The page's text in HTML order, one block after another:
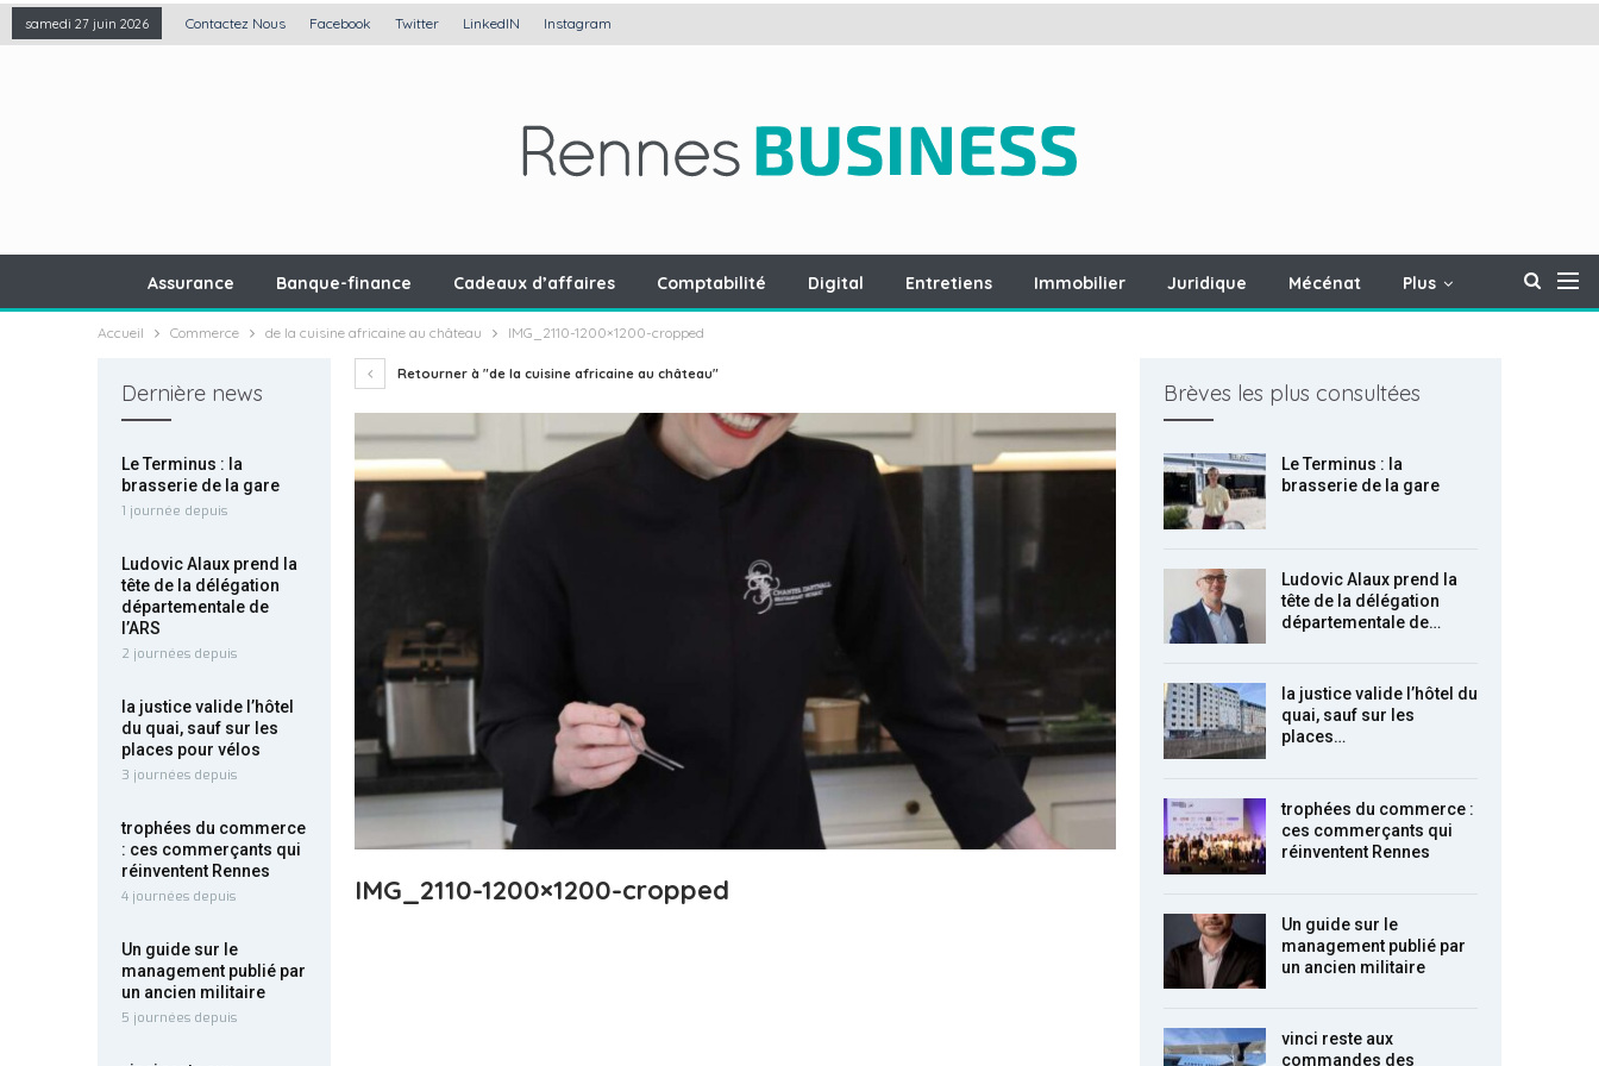
samedi 27 juin 2026 Contactez Nous Facebook Twitter LinkedIN Instagram
Assurance Banque-finance Cadeaux d’affaires Comptabilité Digital Entretiens Immobilier Juridique Mécénat Plus
Accueil Commerce de la cuisine africaine au château IMG_2110-1200×1200-cropped
Retourner à "de la cuisine africaine au château"
IMG_2110-1200×1200-cropped
Brèves les plus consultées
Le Terminus : la
brasserie de la gare
Ludovic Alaux prend la
tête de la délégation
départementale de…
la justice valide l’hôtel du
quai, sauf sur les
places…
trophées du commerce :
ces commerçants qui
réinventent Rennes
Un guide sur le
management publié par
un ancien militaire
vinci reste aux
commandes des
Dernière news
Le Terminus : la
brasserie de la gare
1 journée depuis
Ludovic Alaux prend la
tête de la délégation
départementale de
l’ARS
2 journées depuis
la justice valide l’hôtel
du quai, sauf sur les
places pour vélos
3 journées depuis
trophées du commerce
: ces commerçants qui
réinventent Rennes
4 journées depuis
Un guide sur le
management publié par
un ancien militaire
5 journées depuis